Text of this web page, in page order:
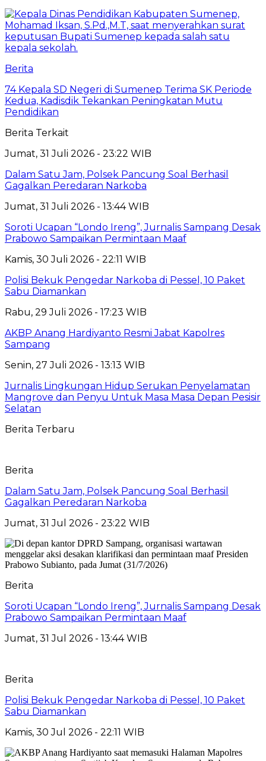
Berita
74 Kepala SD Negeri di Sumenep Terima SK Periode
Kedua, Kadisdik Tekankan Peningkatan Mutu
Pendidikan
Berita Terkait
Jumat, 31 Juli 2026 - 23:22 WIB
Dalam Satu Jam, Polsek Pancung Soal Berhasil
Gagalkan Peredaran Narkoba
Jumat, 31 Juli 2026 - 13:44 WIB
Soroti Ucapan “Londo Ireng”, Jurnalis Sampang Desak
Prabowo Sampaikan Permintaan Maaf
Kamis, 30 Juli 2026 - 22:11 WIB
Polisi Bekuk Pengedar Narkoba di Pessel, 10 Paket
Sabu Diamankan
Rabu, 29 Juli 2026 - 17:23 WIB
AKBP Anang Hardiyanto Resmi Jabat Kapolres
Sampang
Senin, 27 Juli 2026 - 13:13 WIB
Jurnalis Lingkungan Hidup Serukan Penyelamatan
Mangrove dan Penyu Untuk Masa Masa Depan Pesisir
Selatan
Berita Terbaru
Berita
Dalam Satu Jam, Polsek Pancung Soal Berhasil
Gagalkan Peredaran Narkoba
Jumat, 31 Jul 2026 - 23:22 WIB
Berita
Soroti Ucapan “Londo Ireng”, Jurnalis Sampang Desak
Prabowo Sampaikan Permintaan Maaf
Jumat, 31 Jul 2026 - 13:44 WIB
Berita
Polisi Bekuk Pengedar Narkoba di Pessel, 10 Paket
Sabu Diamankan
Kamis, 30 Jul 2026 - 22:11 WIB